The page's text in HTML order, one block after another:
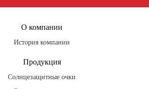
О компании
История компании
Продукция
Солнцезащитные очки